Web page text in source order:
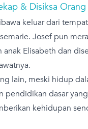
& Disiksa
keluar dari
Josef pun
Elisabeth dan
lain, meski hidup
pendidikan dasar
kehidupan